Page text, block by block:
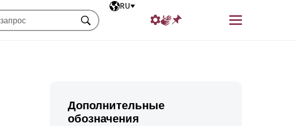
Выбранный язык
RU
Меню
Искать
Дополнительные
обозначения